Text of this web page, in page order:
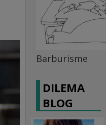
Barburisme
DILEMA
BLOG